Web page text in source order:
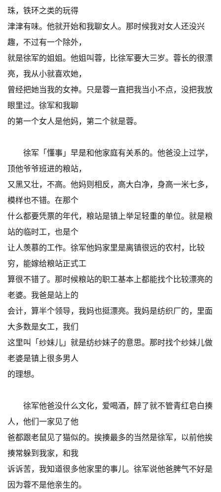
珠，铁环之类的玩得
津津有味。他就开始和我聊女人。那时候我对女人还没兴
趣，不过有一个除外，
就是徐军的姐姐。他姐叫蓉，比徐军要大三岁。蓉长的很漂
亮，我从小就喜欢她，
曾经把她当我的女神。只是蓉一直把我当小不点，没把我放
眼里过。徐军和我聊
的第一个女人是他妈，第二个就是蓉。
徐军「懂事」早是和他家庭有关系的。他爸没上过学，
顶他爷爷班进的粮站，
又黑又壮，不高。他妈则相反，高大白净，身高一米七多，
模样也不错。在那个
什么都要凭票的年代，粮站是镇上举足轻重的单位。就是粮
站的临时工，也是个
让人羡慕的工作。徐军他妈家里是离镇很远的农村，比较
穷，能嫁给粮站正式工
算很不错了。那时候粮站的职工基本上都能找个比较漂亮的
老婆。我爸是站上的
会计，算半个领导，我妈也挺漂亮。我妈是纺织厂的，里面
大多数是女工，我们
这里叫「纱妹儿」就是纺纱妹子的意思。那时找个纱妹儿做
老婆是镇上很多男人
的理想。
徐军他爸没什么文化，爱喝酒，醉了就不管青红皂白揍
人，他们一家见了他
爸都跟老鼠见了猫似的。挨揍最多的当然是徐军，以前他挨
揍常躲到我家，和我
诉诉苦，我知道很多他家里的事儿。徐军说他爸脾气不好是
因为蓉不是他亲生的。